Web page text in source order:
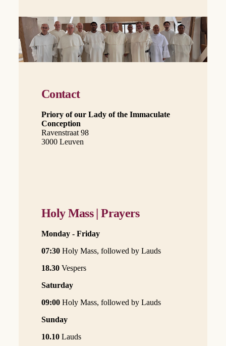
Contact
Priory of our Lady of the Immaculate
Conception
Ravenstraat 98
3000 Leuven
Holy Mass | Prayers
Monday - Friday
07:30Holy Mass, followed by Lauds
18.30Vespers
Saturday
09:00Holy Mass, followed by Lauds
Sunday
10.10Lauds